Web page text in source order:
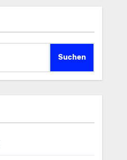
Suchen